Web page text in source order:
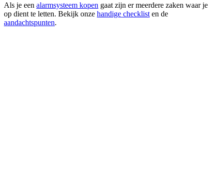
Als je een alarmsysteem kopen gaat zijn er meerdere zaken waar je
op dient te letten. Bekijk onze handige checklist en de
aandachtspunten.